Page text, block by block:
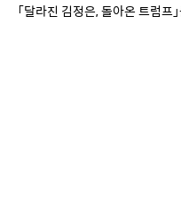
「달라진 김정은, 돌아온 트럼프